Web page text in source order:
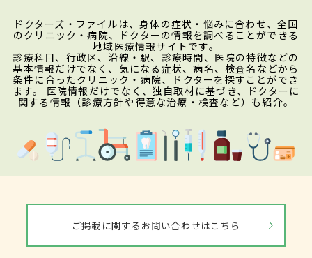
ドクターズ・ファイルは、身体の症状・悩みに合わせ、全国
のクリニック・病院、ドクターの情報を調べることができる
地域医療情報サイトです。
診療科目、行政区、沿線・駅、診療時間、医院の特徴などの
基本情報だけでなく、気になる症状、病名、検査名などから
条件に合ったクリニック・病院、ドクターを探すことができ
ます。 医院情報だけでなく、独自取材に基づき、ドクターに
関する情報（診療方針や得意な治療・検査など）も紹介。
ご掲載に関するお問い合わせはこちら